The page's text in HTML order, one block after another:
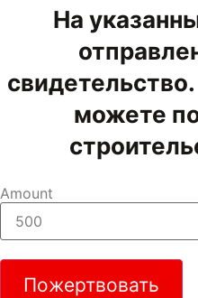
На
можете
Amount
Пожертвовать